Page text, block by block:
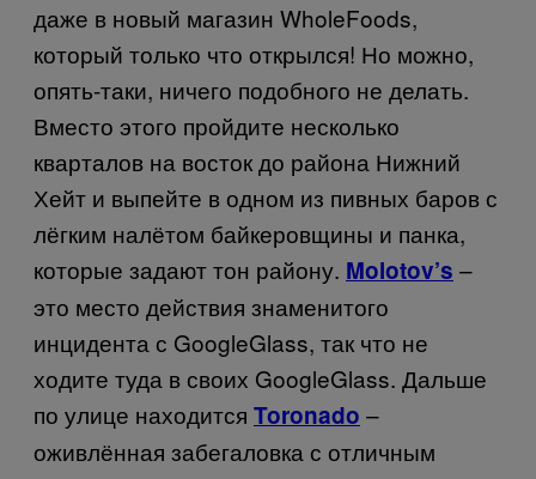
даже в новый магазин WholeFoods,
который только что открылся! Но можно,
опять-таки, ничего подобного не делать.
Вместо этого пройдите несколько
кварталов на восток до района Нижний
Хейт и выпейте в одном из пивных баров с
лёгким налётом байкеровщины и панка,
которые задают тон району. Molotov’s –
это место действия знаменитого
инцидента с GoogleGlass, так что не
ходите туда в своих GoogleGlass. Дальше
по улице находится Toronado –
оживлённая забегаловка с отличным